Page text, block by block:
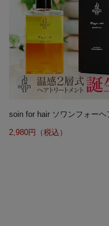
soin for hair ソワンフォーヘ
2,980円（税込）